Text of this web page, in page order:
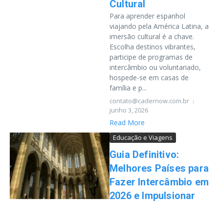
Cultural
Para aprender espanhol
viajando pela América Latina, a
imersão cultural é a chave.
Escolha destinos vibrantes,
participe de programas de
intercâmbio ou voluntariado,
hospede-se em casas de
família e p...
contato@cadernow.com.br
junho 3, 2026
Read More
Educação e Viagens
Guia Definitivo:
Melhores Países para
Fazer Intercâmbio em
2026 e Impulsionar